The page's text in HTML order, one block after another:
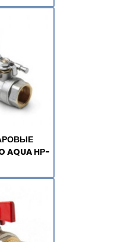
AQUA НР-